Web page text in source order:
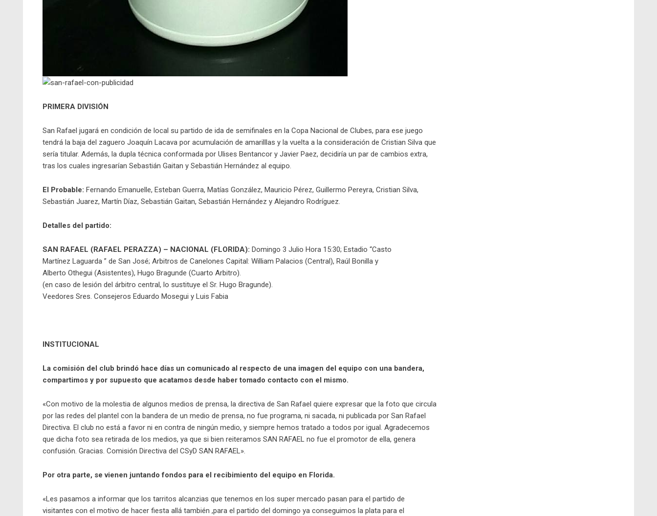
PRIMERA DIVISIÓN
San Rafael jugará en condición de local su partido de ida de semifinales en la Copa Nacional de Clubes, para ese juego
tendrá la baja del zaguero Joaquín Lacava por acumulación de amarilllas y la vuelta a la consideración de Cristian Silva que
sería titular. Además, la dupla técnica conformada por Ulises Bentancor y Javier Paez, decidiría un par de cambios extra,
tras los cuales ingresarían Sebastián Gaitan y Sebastián Hernández al equipo.
El Probable: Fernando Emanuelle, Esteban Guerra, Matías González, Mauricio Pérez, Guillermo Pereyra, Cristian Silva,
Sebastián Juarez, Martín Díaz, Sebastián Gaitan, Sebastián Hernández y Alejandro Rodríguez.
Detalles del partido:
SAN RAFAEL (RAFAEL PERAZZA) – NACIONAL (FLORIDA): Domingo 3 Julio Hora 15:30; Estadio “Casto
Martínez Laguarda ” de San José; Arbitros de Canelones Capital: William Palacios (Central), Raúl Bonilla y
Alberto Othegui (Asistentes), Hugo Bragunde (Cuarto Arbitro).
(en caso de lesión del árbitro central, lo sustituye el Sr. Hugo Bragunde).
Veedores Sres. Consejeros Eduardo Mosegui y Luis Fabia
INSTITUCIONAL
La comisión del club brindó hace días un comunicado al respecto de una imagen del equipo con una bandera,
compartimos y por supuesto que acatamos desde haber tomado contacto con el mismo.
«Con motivo de la molestia de algunos medios de prensa, la directiva de San Rafael quiere expresar que la foto que circula
por las redes del plantel con la bandera de un medio de prensa, no fue programa, ni sacada, ni publicada por San Rafael
Directiva. El club no está a favor ni en contra de ningún medio, y siempre hemos tratado a todos por igual. Agradecemos
que dicha foto sea retirada de los medios, ya que si bien reiteramos SAN RAFAEL no fue el promotor de ella, genera
confusión. Gracias. Comisión Directiva del CSyD SAN RAFAEL».
Por otra parte, se vienen juntando fondos para el recibimiento del equipo en Florida.
«Les pasamos a informar que los tarritos alcanzias que tenemos en los super mercado pasan para el partido de
visitantes con el motivo de hacer fiesta allá también ,para el partido del domingo ya conseguimos la plata para el